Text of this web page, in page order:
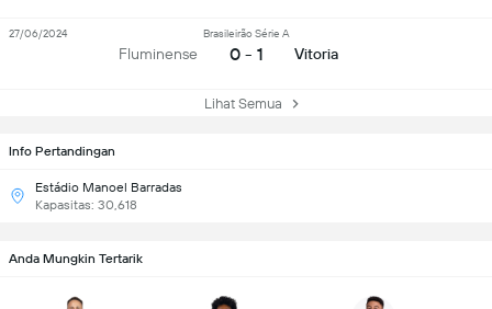
Info Pertandingan
Estádio Manoel Barradas
Kapasitas: 30,618
Fluminense
Brasileirão Série A
0 - 1 Vitoria
27/06/2024
Lihat Semua
Anda Mungkin Tertarik